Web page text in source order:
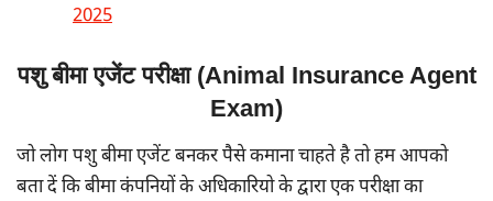
2025
पशु बीमा एजेंट परीक्षा (Animal Insurance Agent
Exam)
जो लोग पशु बीमा एजेंट बनकर पैसे कमाना चाहते है तो हम आपको
बता दें कि बीमा कंपनियों के अधिकारियो के द्वारा एक परीक्षा का